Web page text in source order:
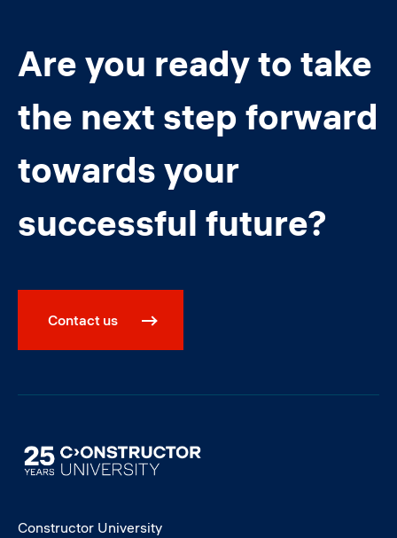
Are you ready to take
the next step forward
towards your
successful future?
Contact us
Image
Constructor University